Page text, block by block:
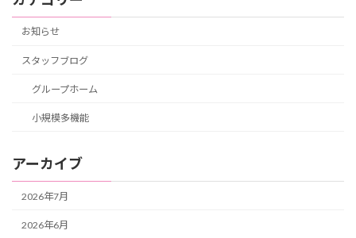
お知らせ
スタッフブログ
グループホーム
小規模多機能
アーカイブ
2026年7月
2026年6月